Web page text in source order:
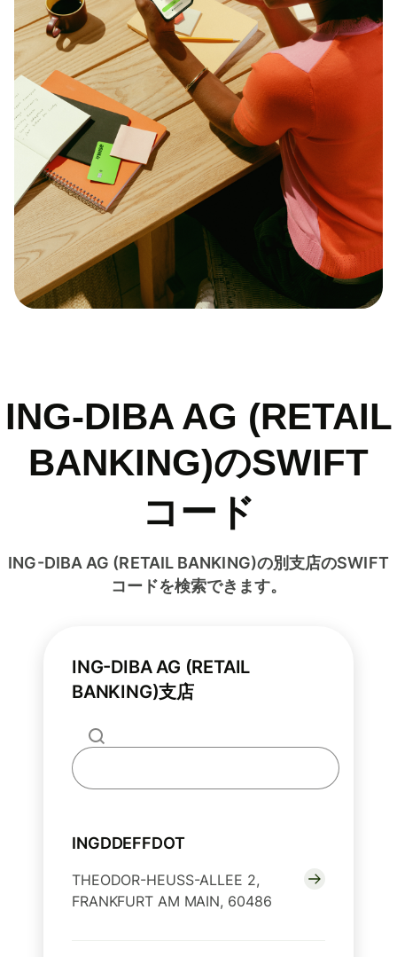
ING-DIBA AG (RETAIL
BANKING)のSWIFT
コード
ING-DIBA AG (RETAIL BANKING)の別支店のSWIFT
コードを検索できます。
ING-DIBA AG (RETAIL
BANKING)支店
INGDDEFFDOT
THEODOR-HEUSS-ALLEE 2,
FRANKFURT AM MAIN, 60486